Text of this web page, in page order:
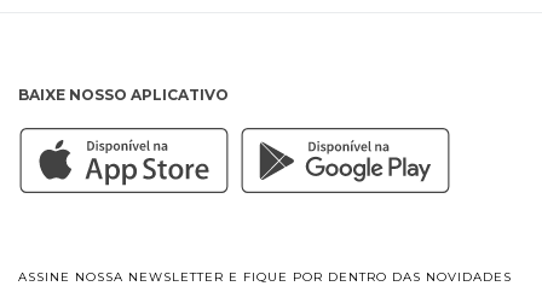
BAIXE NOSSO APLICATIVO
ASSINE NOSSA NEWSLETTER E FIQUE POR DENTRO DAS NOVIDADES